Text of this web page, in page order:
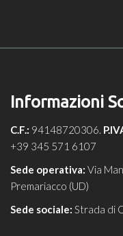
Informazioni
C.F.: 94148720306.
+39 345 571 6107
Sede operativa: Via
Premariacco (UD)
Sede sociale: Strada di